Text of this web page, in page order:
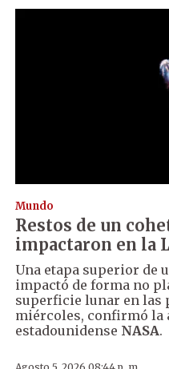
Mundo
Restos de un
impactaron en la
Una etapa superior de
impactó de forma no
superficie lunar en las
miércoles, confirmó la
estadounidense NASA.